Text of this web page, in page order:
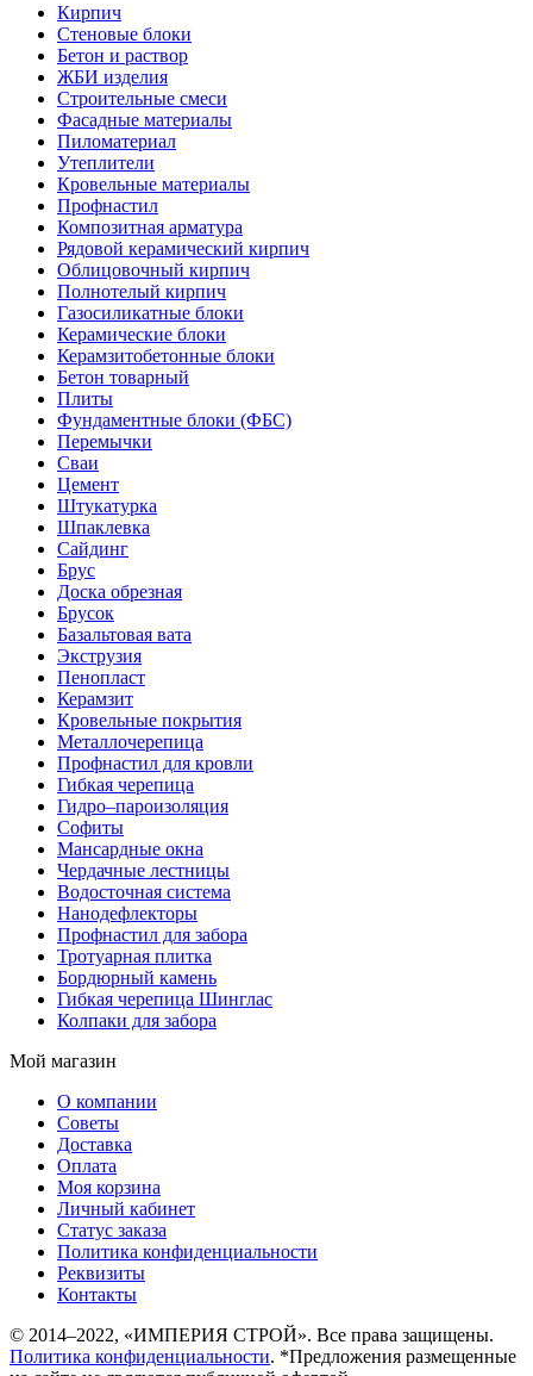
Кирпич
Стеновые блоки
Бетон и раствор
ЖБИ изделия
Строительные смеси
Фасадные материалы
Пиломатериал
Утеплители
Кровельные материалы
Профнастил
Композитная арматура
Рядовой керамический кирпич
Облицовочный кирпич
Полнотелый кирпич
Газосиликатные блоки
Керамические блоки
Керамзитобетонные блоки
Бетон товарный
Плиты
Фундаментные блоки (ФБС)
Перемычки
Сваи
Цемент
Штукатурка
Шпаклевка
Сайдинг
Брус
Доска обрезная
Брусок
Базальтовая вата
Экструзия
Пенопласт
Керамзит
Кровельные покрытия
Металлочерепица
Профнастил для кровли
Гибкая черепица
Гидро–пароизоляция
Софиты
Мансардные окна
Чердачные лестницы
Водосточная система
Нанодефлекторы
Профнастил для забора
Тротуарная плитка
Бордюрный камень
Гибкая черепица Шинглас
Колпаки для забора
Мой магазин
О компании
Советы
Доставка
Оплата
Моя корзина
Личный кабинет
Статус заказа
Политика конфиденциальности
Реквизиты
Контакты
© 2014–2022, «ИМПЕРИЯ СТРОЙ». Все права защищены.
Политика конфиденциальности. *Предложения размещенные